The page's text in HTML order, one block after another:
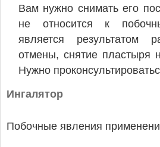
Вам нужно снимать его
не относится к
является результатом
отмены, снятие пластыря
Нужно
Ингалятор
Побочные явления